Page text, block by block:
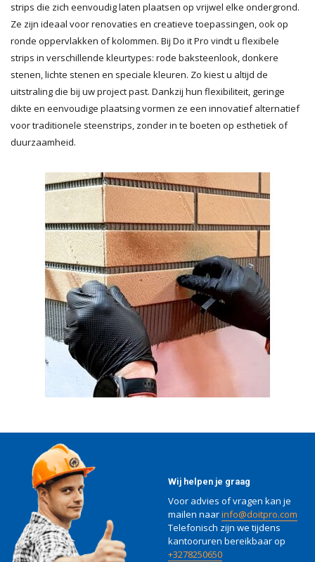
strips die zich eenvoudig laten plaatsen op vrijwel elke ondergrond.
Ze zijn ideaal voor renovaties en creatieve toepassingen, ook op
ronde oppervlakken of kolommen. Bij Do it Pro vindt u flexibele
strips in verschillende kleurtypes: rode baksteenlook, donkere
stenen, lichte stenen en speciale kleuren. Zo kiest u altijd de
uitstraling die bij uw project past. Dankzij hun flexibiliteit, geringe
dikte en eenvoudige plaatsing vormen ze een innovatief alternatief
voor traditionele steenstrips, zonder in te boeten op esthetiek of
duurzaamheid.
Wij helpen je graag
Voor advies of vragen kan je
mailen naarinfo@doitpro.com
Telefonisch zijn we tijdens
kantooruren bereikbaar op
+3278250650